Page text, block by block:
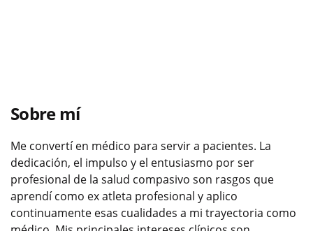
Sobre mí
Me convertí en médico para servir a pacientes. La
dedicación, el impulso y el entusiasmo por ser
profesional de la salud compasivo son rasgos que
aprendí como ex atleta profesional y aplico
continuamente esas cualidades a mi trayectoria como